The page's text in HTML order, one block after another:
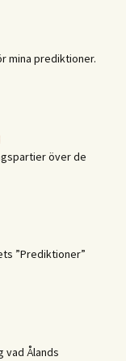
mina prediktioner.
över de
”Prediktioner”
vad Ålands